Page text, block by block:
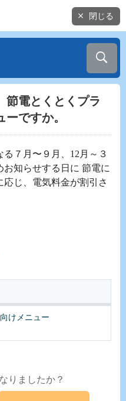
閉じる
節電とくとくプラ
ですか。
７月〜９月、12月～３
お知らせする日に 節電に
じ、電気料金が割引さ
けメニュー
りましたか？